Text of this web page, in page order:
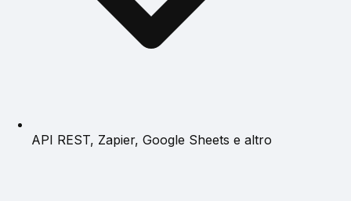
API REST, Zapier, Google Sheets e altro